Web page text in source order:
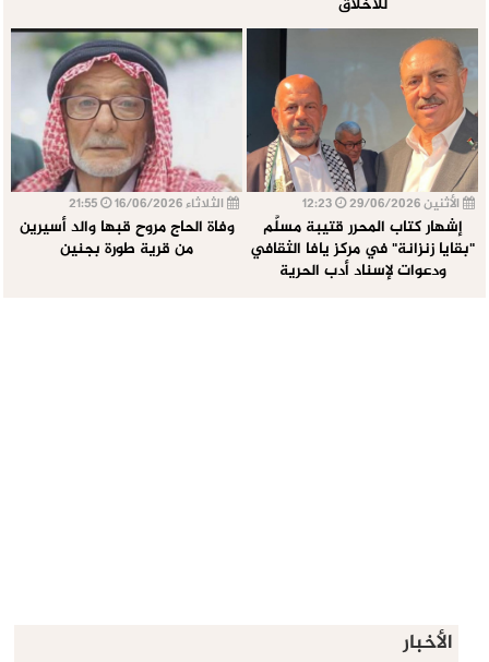
للاخلاق
الأثنين 29/06/2026
إشهار كتاب المحرر قتيبة مسلَّم
"بقايا زنزانة" في مركز يافا الثقافي
ودعوات لإسناد أدب الحرية
الثلاثاء 16/06/2026
وفاة الحاج مروح قبها والد أسيرين
من قرية طورة بجنين
الأخبار